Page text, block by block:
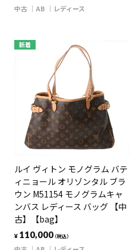
中古 AB レディース
新着
ルイ ヴィトン モノグラム バテ
ィニョール オリゾンタル ブラ
ウン M51154 モノグラムキャ
ンバス レディース バッグ 【中
古】【bag】
¥ 110,000（税込）